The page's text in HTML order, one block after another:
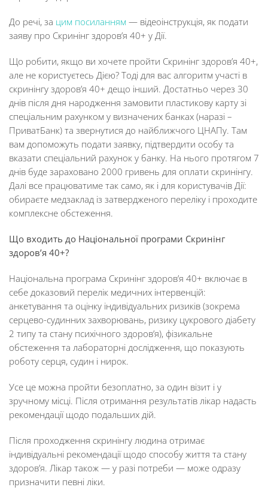
До речі, за цим посиланням — відеоінструкція, як подати
заяву про Скринінг здоров’я 40+ у Дії.
Що робити, якщо ви хочете пройти Скринінг здоров’я 40+,
але не користуєтесь Дією? Тоді для вас алгоритм участі в
скринінгу здоров’я 40+ дещо інший. Достатньо через 30
днів після дня народження замовити пластикову карту зі
спеціальним рахунком у визначених банках (наразі –
ПриватБанк) та звернутися до найближчого ЦНАПу. Там
вам допоможуть подати заявку, підтвердити особу та
вказати спеціальний рахунок у банку. На нього протягом 7
днів буде зараховано 2000 гривень для оплати скринінгу.
Далі все працюватиме так само, як і для користувачів Дії:
обираєте медзаклад із затвердженого переліку і проходите
комплексне обстеження.
Що входить до Національної програми Скринінг
здоров’я 40+?
Національна програма Скринінг здоров’я 40+ включає в
себе доказовий перелік медичних інтервенцій:
анкетування та оцінку індивідуальних ризиків (зокрема
серцево-судинних захворювань, ризику цукрового діабету
2 типу та стану психічного здоров’я), фізикальне
обстеження та лабораторні дослідження, що показують
роботу серця, судин і нирок.
Усе це можна пройти безоплатно, за один візит і у
зручному місці. Після отримання результатів лікар надасть
рекомендації щодо подальших дій.
Після проходження скринінгу людина отримає
індивідуальні рекомендації щодо способу життя та стану
здоров’я. Лікар також — у разі потреби — може одразу
призначити певні ліки.